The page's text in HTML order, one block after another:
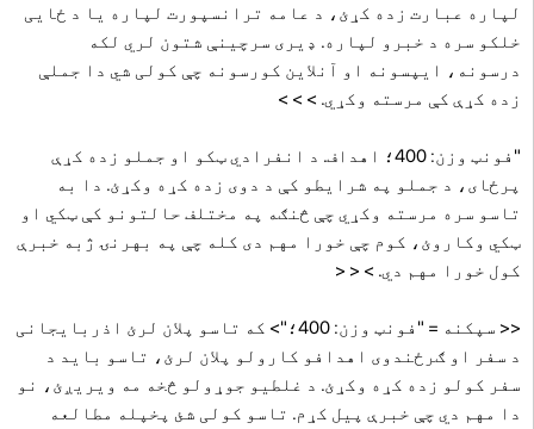
لپاره عبارت زده کړئ، د عامه ترانسپورت لپاره یا د ځایی
خلکو سره د خبرو لپاره. ډیری سرچینې شتون لري لکه
درسونه، ایپسونه او آنلاین کورسونه چې کولی شي دا جملې
زده کړې کې مرسته وکړي. > > >
"فونټ وزن: 400؛ اهداف. د انفرادي ټکو او جملو زده کړې
پرځای، د جملو په شرایطو کې د دوی زده کړه وکړئ. دا به
تاسو سره مرسته وکړي چې څنګه په مختلف حالتونو کې ټکي او
ټکي وکاروئ، کوم چې خورا مهم دی کله چې په بهرنۍ ژبه خبرې
کول خورا مهم دي. > < <
<< سپکنه = "فونټ وزن: 400؛"> که تاسو پلان لرئ اذربایجانی
د سفر او ګرځندوی اهدافو کارولو پلان لرئ، تاسو باید د
سفر کولو زده کړه وکړئ. د غلطیو جوړولو څخه مه ویریږئ، نو
دا مهم دي چې خبرې پیل کړم. تاسو کولی شئ پخپله مطالعه